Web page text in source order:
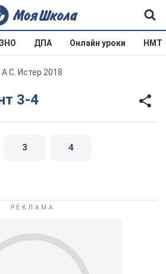
ЗНО ДПА Онлайн уроки НМТ
Истер 2018
3-4
3 4